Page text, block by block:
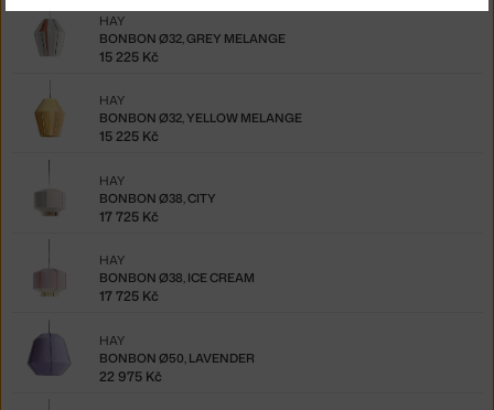
BONBON Ø32, GREY MELANGE
HAY
15 225 Kč
BONBON Ø32, YELLOW MELANGE
HAY
15 225 Kč
BONBON Ø38, CITY
HAY
17 725 Kč
BONBON Ø38, ICE CREAM
HAY
17 725 Kč
BONBON Ø50, LAVENDER
HAY
22 975 Kč